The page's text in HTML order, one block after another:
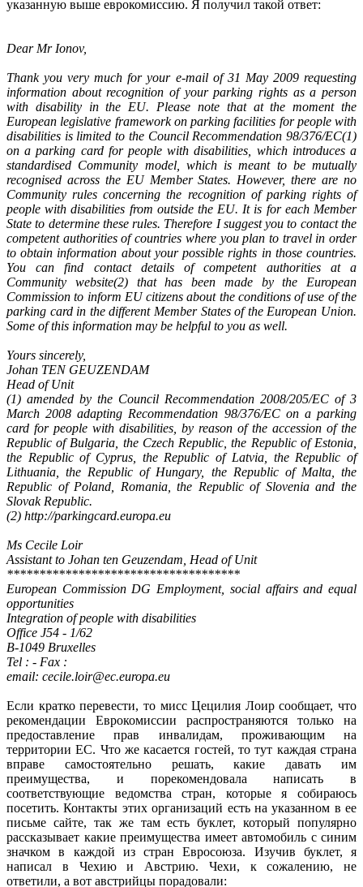
указанную выше еврокомиссию. Я получил такой ответ:
Dear Mr Ionov,
Thank you very much for your e-mail of 31 May 2009 requesting
information about recognition of your parking rights as a person
with disability in the EU. Please note that at the moment the
European legislative framework on parking facilities for people with
disabilities is limited to the Council Recommendation 98/376/EC(1)
on a parking card for people with disabilities, which introduces a
standardised Community model, which is meant to be mutually
recognised across the EU Member States. However, there are no
Community rules concerning the recognition of parking rights of
people with disabilities from outside the EU. It is for each Member
State to determine these rules. Therefore I suggest you to contact the
competent authorities of countries where you plan to travel in order
to obtain information about your possible rights in those countries.
You can find contact details of competent authorities at a
Community website(2) that has been made by the European
Commission to inform EU citizens about the conditions of use of the
parking card in the different Member States of the European Union.
Some of this information may be helpful to you as well.
Yours sincerely,
Johan TEN GEUZENDAM
Head of Unit
(1) amended by the Council Recommendation 2008/205/EC of 3
March 2008 adapting Recommendation 98/376/EC on a parking
card for people with disabilities, by reason of the accession of the
Republic of Bulgaria, the Czech Republic, the Republic of Estonia,
the Republic of Cyprus, the Republic of Latvia, the Republic of
Lithuania, the Republic of Hungary, the Republic of Malta, the
Republic of Poland, Romania, the Republic of Slovenia and the
Slovak Republic.
(2) http://parkingcard.europa.eu
Ms Cecile Loir
Assistant to Johan ten Geuzendam, Head of Unit
************************************
European Commission DG Employment, social affairs and equal
opportunities
Integration of people with disabilities
Office J54 - 1/62
B-1049 Bruxelles
Tel : - Fax :
email: cecile.loir@ec.europa.eu
Если кратко перевести, то мисс Цецилия Лоир сообщает, что
рекомендации Еврокомиссии распространяются только на
предоставление прав инвалидам, проживающим на
территории ЕС. Что же касается гостей, то тут каждая страна
вправе самостоятельно решать, какие давать им
преимущества, и порекомендовала написать в
соответствующие ведомства стран, которые я собираюсь
посетить. Контакты этих организаций есть на указанном в ее
письме сайте, так же там есть буклет, который популярно
рассказывает какие преимущества имеет автомобиль с синим
значком в каждой из стран Евросоюза. Изучив буклет, я
написал в Чехию и Австрию. Чехи, к сожалению, не
ответили, а вот австрийцы порадовали: